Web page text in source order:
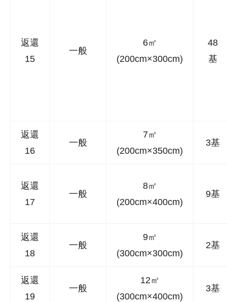
返還
15
一般
6㎡
(200cm×300cm)
48
基
返還
16
一般
7㎡
(200cm×350cm)
3基
返還
17
一般
8㎡
(200cm×400cm)
9基
返還
18
一般
9㎡
(300cm×300cm)
2基
返還
19
一般
12㎡
(300cm×400cm)
3基